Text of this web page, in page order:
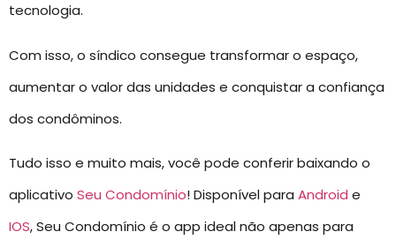
tecnologia.
Com isso, o síndico consegue transformar o espaço,
aumentar o valor das unidades e conquistar a confiança
dos condôminos.
Tudo isso e muito mais, você pode conferir baixando o
aplicativo Seu Condomínio! Disponível para Android e
IOS, Seu Condomínio é o app ideal não apenas para